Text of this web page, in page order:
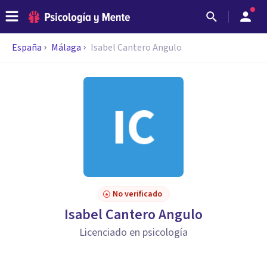
España Málaga Isabel Cantero Angulo
No verificado
Isabel Cantero Angulo
Licenciado en psicología